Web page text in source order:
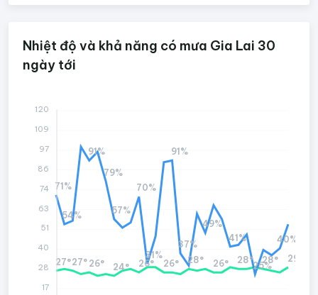
Nhiệt độ và khả năng có mưa Gia Lai 30
ngày tới
27°27°26° 24° 26° 26° 28° 26° 28° 28° 29°
71%
54%
91%
79%
57%
70%
31%
91%
37%
49%
41%
25%
40%
120
109
97
86
74
63
51
40
28
17